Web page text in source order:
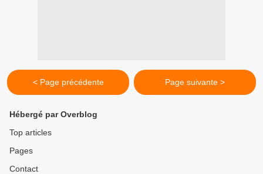
< Page précédente Page suivante >
Hébergé par Overblog
Top articles
Pages
Contact